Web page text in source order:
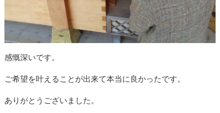
感慨深いです。
ご希望を叶えることが出来て本当に良かったです。
ありがとうございました。